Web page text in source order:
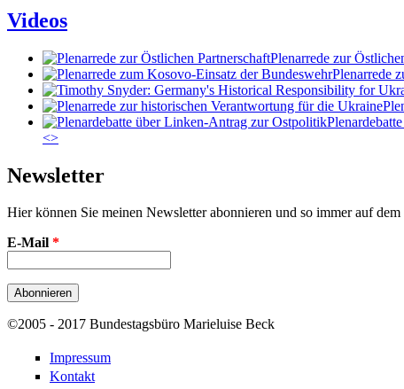
Videos
Plenarrede zur
Plenarrede
<>
Newsletter
Hier können Sie meinen Newsletter abonnieren und so immer auf
E-Mail *
©2005 - 2017 Bundestagsbüro Marieluise Beck
Impressum
Kontakt